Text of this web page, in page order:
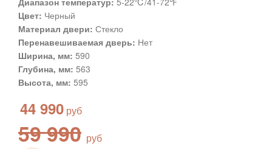
Цвет: Черный
Материал двери: Стекло
Перенавешиваемая дверь: Нет
Ширина, мм: 590
Глубина, мм: 563
Высота, мм: 595
44 990
59 990